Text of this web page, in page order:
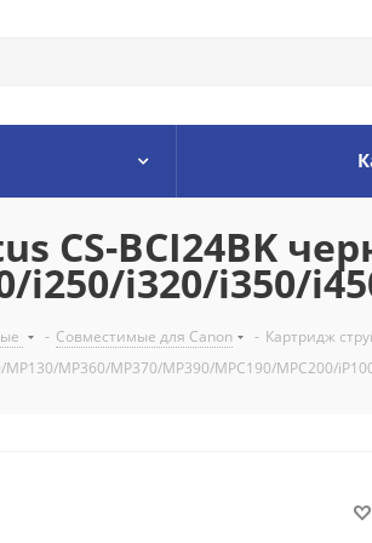
CS-BCI24BK
i250/i320/i350/
- Совместимые для Canon - Картридж
MP360/MP370/MP390/MPC190/MPC200/